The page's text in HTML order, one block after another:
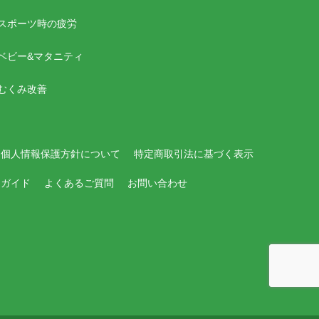
ポーツ時の疲労
ビー&マタニティ
くみ改善
個人情報保護方針について 特定商取引法に基づく表示
イド よくあるご質問 お問い合わせ